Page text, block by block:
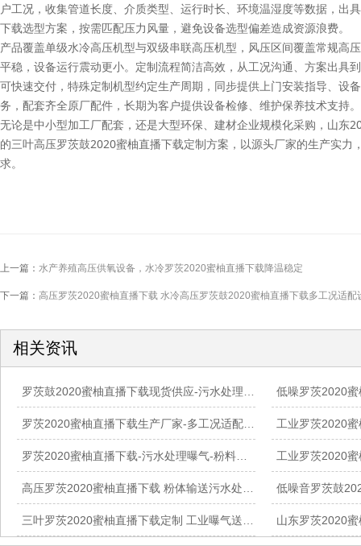
户工况，收集管道长度、介质类型、运行时长、环境温湿度等数据，出
下载选型方案，按需匹配压力风量，避免设备选型偏差造成资源浪费。
产品覆盖单级水冷高压机型与双级串联高压机型，风压区间覆盖常规高
平稳，设备运行震动更小。定制流程简洁高效，从工况沟通、方案出具
可快速交付，特殊定制机型约定生产周期，同步提供上门安装指导、设
务，配套齐全原厂配件，长期为客户提供设备检修、维护保养技术支持。
无论是中小型加工厂配套，还是大型环保、建材企业规模化采购，山东
的三叶高压罗茨鼓2020蜜柚直播下载定制方案，以源头厂家的生产实力
求。
上一篇： 水产养殖高压供氧设备，水冷罗茨2020蜜柚直播下载降温稳定
下一篇： 高压罗茨2020蜜柚直播下载 水冷高压罗茨鼓2020蜜柚直播下载多工况适配
相关资讯